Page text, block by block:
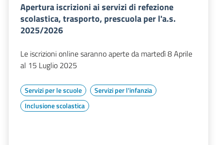
Apertura iscrizioni ai servizi di refezione
scolastica, trasporto, prescuola per l'a.s.
2025/2026
Le iscrizioni online saranno aperte da martedì 8 Aprile
al 15 Luglio 2025
Servizi per le scuole
Servizi per l'infanzia
Inclusione scolastica